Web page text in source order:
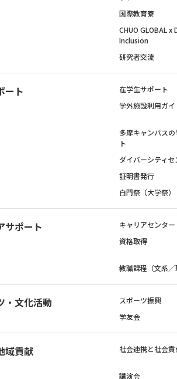
国際教育寮
CHUO GLOBAL
Inclusion
研究者交流
ート 在学生サポート
学外施設利用ガ
多摩キャンパス
ト
ダイバーシティセ
証明書発行
白門祭（大学祭）
サポート キャリアセンター
資格取得
教職課程（文系／
・文化活動 スポーツ振興
学友会
域貢献 社会連携と社会
講演会